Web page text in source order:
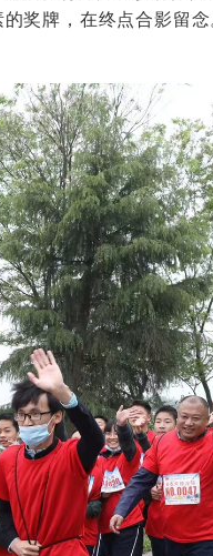
奖牌，在终点合影留